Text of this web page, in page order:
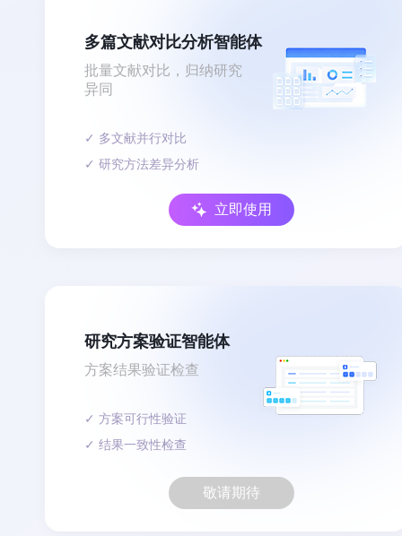
多篇文献对比分析智能体
批量文献对比，归纳研究
异同
✓ 多文献并行对比
✓ 研究方法差异分析
立即使用
研究方案验证智能体
方案结果验证检查
✓ 方案可行性验证
✓ 结果一致性检查
敬请期待